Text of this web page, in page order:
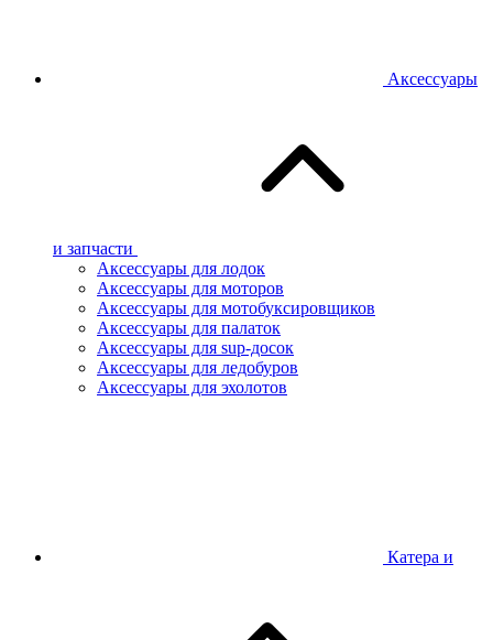
Аксессуары
и запчасти
Аксессуары для лодок
Аксессуары для моторов
Аксессуары для мотобуксировщиков
Аксессуары для палаток
Аксессуары для sup-досок
Аксессуары для ледобуров
Аксессуары для эхолотов
Катера и